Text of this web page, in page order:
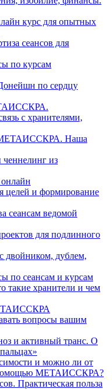
курс для опытных
сеансов для
по курсам
по сердцу
с хранителями,
МЕТАИССКРА. Наша
из
онлайн
целей и формирование
сеансам ведомой
для подлинного
двойником, дублем,
по сеансам и курсам
такие хранители и чем
вопросы вашим
и активный транс. О
и можно ли от
помощью МЕТАИССКРА?
Практическая польза